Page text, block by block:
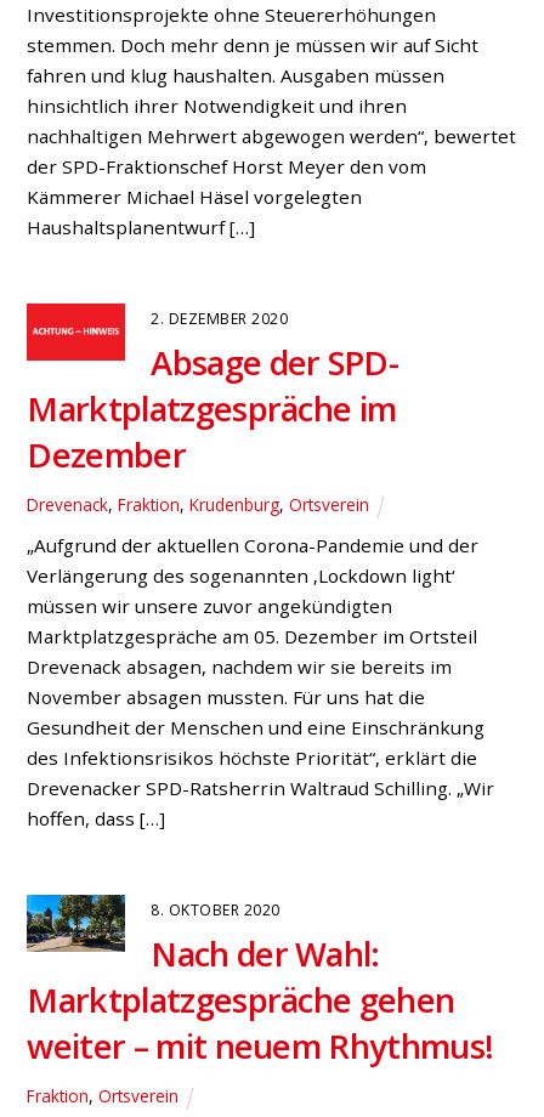
Investitionsprojekte ohne Steuererhöhungen
stemmen. Doch mehr denn je müssen wir auf Sicht
fahren und klug haushalten. Ausgaben müssen
hinsichtlich ihrer Notwendigkeit und ihren
nachhaltigen Mehrwert abgewogen werden“, bewertet
der SPD-Fraktionschef Horst Meyer den vom
Kämmerer Michael Häsel vorgelegten
Haushaltsplanentwurf […]
2. DEZEMBER 2020
Absage der SPD-
Marktplatzgespräche im
Dezember
Drevenack,Fraktion,Krudenburg,Ortsverein
„Aufgrund der aktuellen Corona-Pandemie und der
Verlängerung des sogenannten ‚Lockdown light‘
müssen wir unsere zuvor angekündigten
Marktplatzgespräche am 05. Dezember im Ortsteil
Drevenack absagen, nachdem wir sie bereits im
November absagen mussten. Für uns hat die
Gesundheit der Menschen und eine Einschränkung
des Infektionsrisikos höchste Priorität“, erklärt die
Drevenacker SPD-Ratsherrin Waltraud Schilling. „Wir
hoffen, dass […]
8. OKTOBER 2020
Nach der Wahl:
Marktplatzgespräche gehen
weiter – mit neuem Rhythmus!
Fraktion,Ortsverein